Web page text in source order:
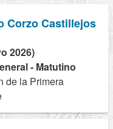
Corzo Castillejos
2026)
- Matutino
de la Primera